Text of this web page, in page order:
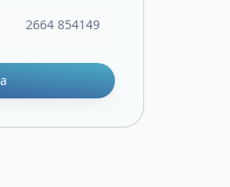
2664 854149